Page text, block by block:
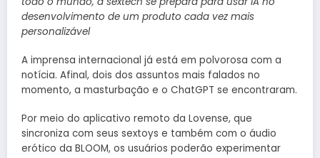
desenvolvimento de um produto cada vez mais
personalizável
A imprensa internacional já está em polvorosa com a
notícia. Afinal, dois dos assuntos mais falados no
momento, a masturbação e o ChatGPT se encontraram.
Por meio do aplicativo remoto da Lovense, que
sincroniza com seus sextoys e também com o áudio
erótico da BLOOM, os usuários poderão experimentar